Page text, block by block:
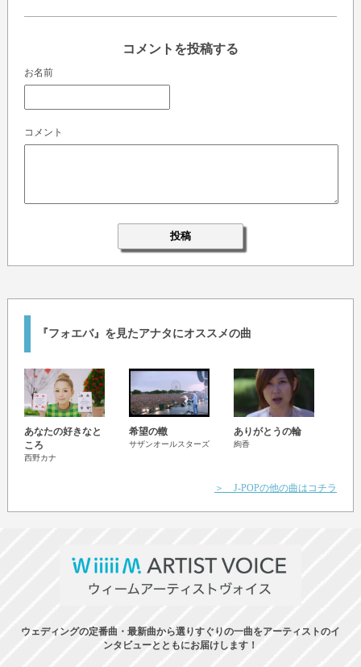
コメントを投稿する
お名前
コメント
『フォエバ』を見たアナタにオススメの曲
あなたの好きなと
ころ
西野カナ
希望の轍
サザンオールスターズ
ありがとうの輪
絢香
＞ J-POPの他の曲はコチラ
ウェディングの定番曲・最新曲から選りすぐりの一曲をアーティストのイ
ンタビューとともにお届けします！